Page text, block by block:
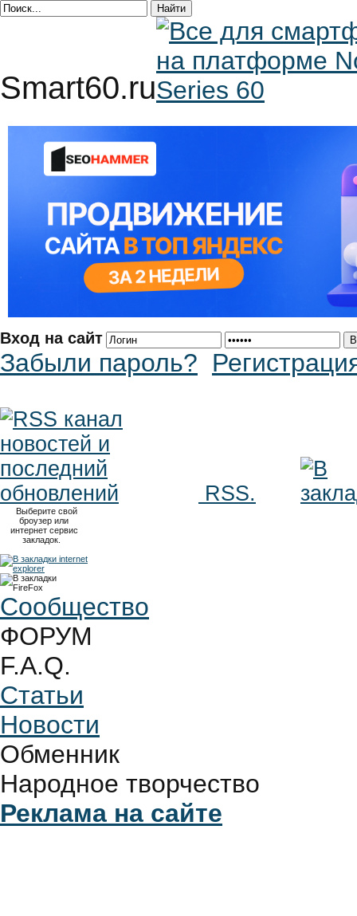
Smart60.ru
Вход на сайт
Забыли пароль?
RSS.
Выберите свой
броузер или
интернет сервис
закладок.
Сообщество
ФОРУМ
F.A.Q.
Статьи
Новости
Обменник
Народное творчество
Реклама на сайте